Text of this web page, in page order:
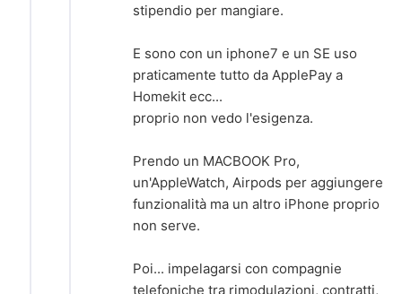
stipendio per mangiare.
E sono con un iphone7 e un SE uso
praticamente tutto da ApplePay a
Homekit ecc...
proprio non vedo l'esigenza.
Prendo un MACBOOK Pro,
un'AppleWatch, Airpods per aggiungere
funzionalità ma un altro iPhone proprio
non serve.
Poi... impelagarsi con compagnie
telefoniche tra rimodulazioni, contratti,